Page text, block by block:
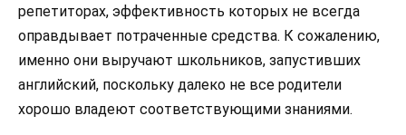
репетиторах, эффективность которых не всегда
оправдывает потраченные средства. К сожалению,
именно они выручают школьников, запустивших
английский, поскольку далеко не все родители
хорошо владеют соответствующими знаниями.